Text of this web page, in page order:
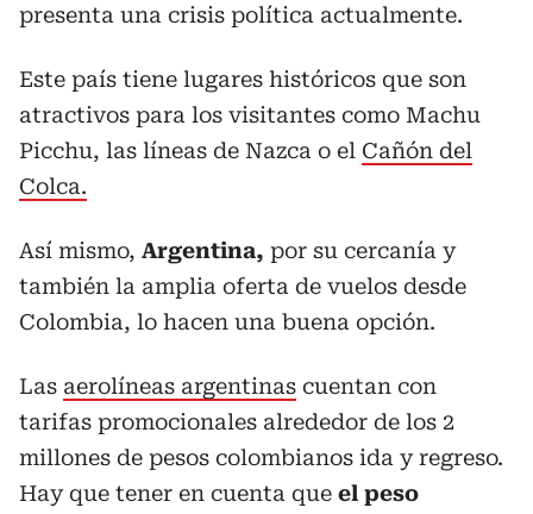
presenta una crisis política actualmente.
Este país tiene lugares históricos que son
atractivos para los visitantes como Machu
Picchu, las líneas de Nazca o el Cañón del
Colca.
Así mismo, Argentina, por su cercanía y
también la amplia oferta de vuelos desde
Colombia, lo hacen una buena opción.
Las aerolíneas argentinas cuentan con
tarifas promocionales alrededor de los 2
millones de pesos colombianos ida y regreso.
Hay que tener en cuenta que el peso